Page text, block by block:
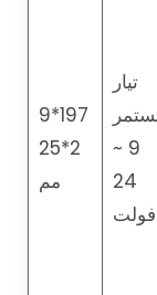
تيار
9 ~
24
فولت
197*9
2*25
مم